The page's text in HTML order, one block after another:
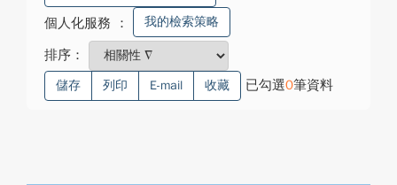
個人化服務 ： 我的檢索策略
排序：
儲存 列印 E-mail 收藏 已勾選0筆資料